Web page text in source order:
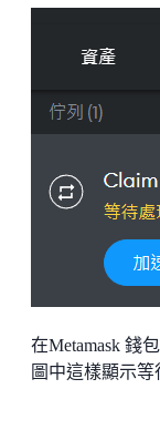
在Metamask 錢
圖中這樣顯示